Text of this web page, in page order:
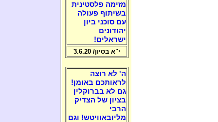
מזימה פלסטינית
בשיתוף פעולה
עם סוכני ביון
יהודונים
ישראלים!
י"א בסיון/ 3.6.20
ה' לא רוצה
לראותכם באומן!
גם לא בברוקלין
בציון של הצדיק
הרבי
מליובאוויטש! וגם